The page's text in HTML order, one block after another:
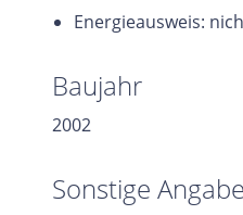
Energieausweis:
Baujahr
2002
Sonstige